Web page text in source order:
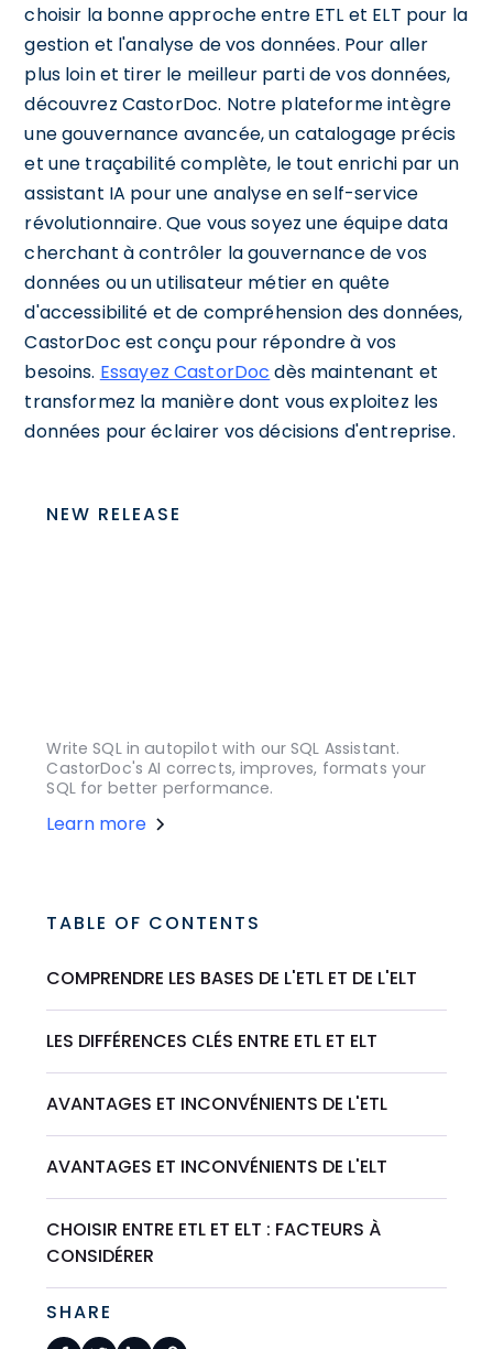
choisir la bonne approche entre ETL et ELT pour la
gestion et l'analyse de vos données. Pour aller
plus loin et tirer le meilleur parti de vos données,
découvrez CastorDoc. Notre plateforme intègre
une gouvernance avancée, un catalogage précis
et une traçabilité complète, le tout enrichi par un
assistant IA pour une analyse en self-service
révolutionnaire. Que vous soyez une équipe data
cherchant à contrôler la gouvernance de vos
données ou un utilisateur métier en quête
d'accessibilité et de compréhension des données,
CastorDoc est conçu pour répondre à vos
besoins. Essayez CastorDoc dès maintenant et
transformez la manière dont vous exploitez les
données pour éclairer vos décisions d'entreprise.
NEW RELEASE
Write SQL in autopilot with our SQL Assistant.
CastorDoc's AI corrects, improves, formats your
SQL for better performance.
Learn more
TABLE OF CONTENTS
COMPRENDRE LES BASES DE L'ETL ET DE L'ELT
LES DIFFÉRENCES CLÉS ENTRE ETL ET ELT
AVANTAGES ET INCONVÉNIENTS DE L'ETL
AVANTAGES ET INCONVÉNIENTS DE L'ELT
CHOISIR ENTRE ETL ET ELT : FACTEURS À
CONSIDÉRER
SHARE